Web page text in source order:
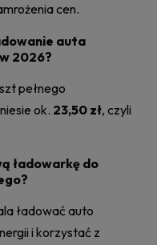
cen.
auta
2026?
pełnego
ok. 23,50 zł, czyli
ładowarkę do
ładować auto
i korzystać z